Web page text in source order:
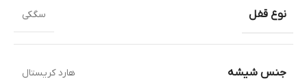
نوع قفل سگکی
جنس شیشه هارد کریستال